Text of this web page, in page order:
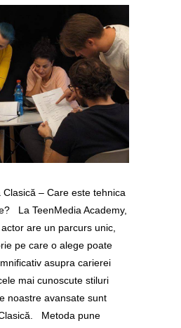
Clasică – Care este tehnica
La TeenMedia Academy,
are un parcurs unic,
pe care o alege poate
asupra carierei
mai cunoscute stiluri
noastre avansate sunt
Metoda pune